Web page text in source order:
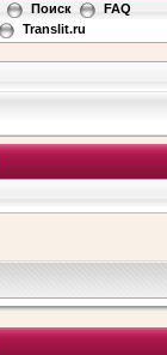
Поиск
FAQ
Translit.ru